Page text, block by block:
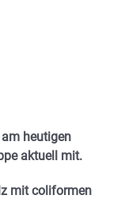
heutigen
aktuell mit.
mit coliformen